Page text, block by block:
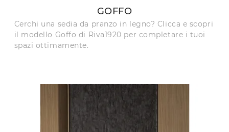
GOFFO
Cerchi una sedia da pranzo in legno? Clicca e scopri
il modello Goffo di Riva1920 per completare i tuoi
spazi ottimamente.